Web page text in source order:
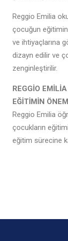
Reggio Emilia
çocuğun
ve ihtiyaçlarına
dizayn edilir ve
zenginleştirilir.
REGGİO
EĞİTİMİN
Reggio Emilia
çocukların
eğitim sürecine